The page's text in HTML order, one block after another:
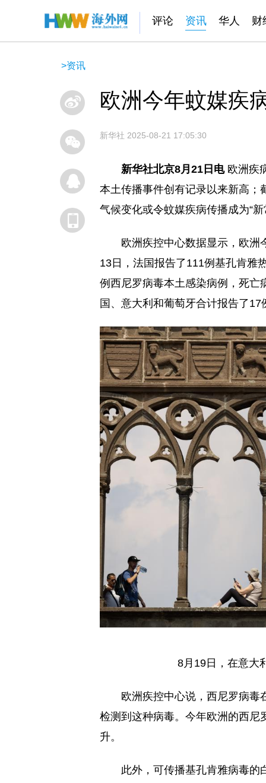
评论 资讯 华人 财
>资讯
欧洲今年蚊媒疾
新华社 2025-08-21 17:05:30
新华社北京8月21日电 欧洲疾
本土传播事件创有记录以来新高；
气候变化或令蚊媒疾病传播成为“新
欧洲疾控中心数据显示，欧
13日，法国报告了111例基孔肯雅
例西尼罗病毒本土感染病例，死亡
国、意大利和葡萄牙合计报告了17
8月19日，在意大
欧洲疾控中心说，西尼罗病毒
检测到这种病毒。今年欧洲的西尼
升。
此外，可传播基孔肯雅病毒的